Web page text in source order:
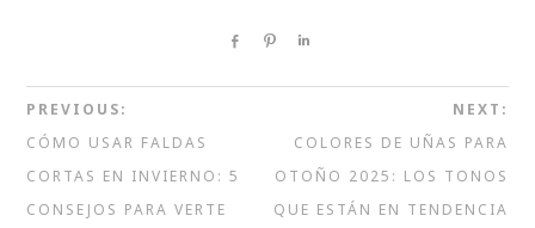
Share Pin
PREVIOUS:
CÓMO USAR FALDAS
CORTAS EN INVIERNO: 5
CONSEJOS PARA VERTE
NEXT:
COLORES DE UÑAS PARA
OTOÑO 2025: LOS TONOS
QUE ESTÁN EN TENDENCIA